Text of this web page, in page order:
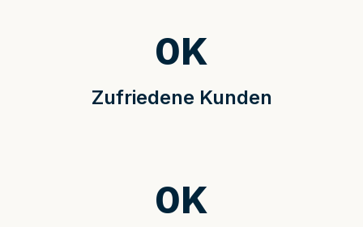
Zufriedene Kunden
0K
0K